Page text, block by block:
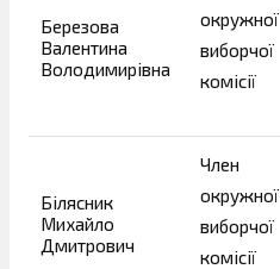
Березова
Валентина
Володимирівна
окружної
виборчої
комісії
Білясник
Михайло
Дмитрович
Член
окружної
виборчої
комісії